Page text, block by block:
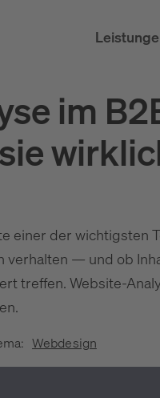
im
einer der wichtigsten
verhalten — und ob
treffen. Website-
Webdesign